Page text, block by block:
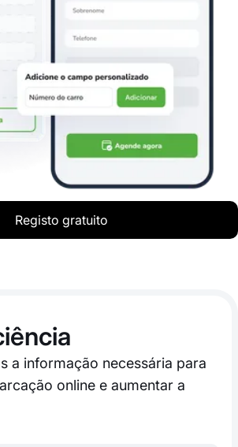
Registo gratuito
a informação necessária para
online e aumentar a